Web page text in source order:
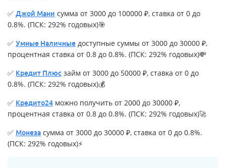
✅ Джой Мани сумма от 3000 до 100000 ₽, ставка от 0 до
0.8%. (ПСК: 292% годовых)🎯
✅ Умные Наличные доступные суммы от 3000 до 30000 ₽,
процентная ставка от 0.8 до 0.8%. (ПСК: 292% годовых)💸
✅ Кредит Плюс займ от 3000 до 50000 ₽, ставка от 0 до
0.8%. (ПСК: 292% годовых)💰
✅ Кредито24 можно получить от 2000 до 30000 ₽,
процентная ставка от 0.8 до 0.8%. (ПСК: 292% годовых)🚀
✅ Монеза сумма от 3000 до 30000 ₽, ставка от 0 до 0.8%.
(ПСК: 292% годовых)⚡